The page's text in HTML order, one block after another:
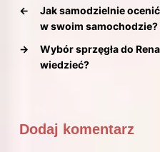
←
Jak samodzielnie
w swoim samochodzie?
→
Wybór sprzęgła do
wiedzieć?
Dodaj komentarz